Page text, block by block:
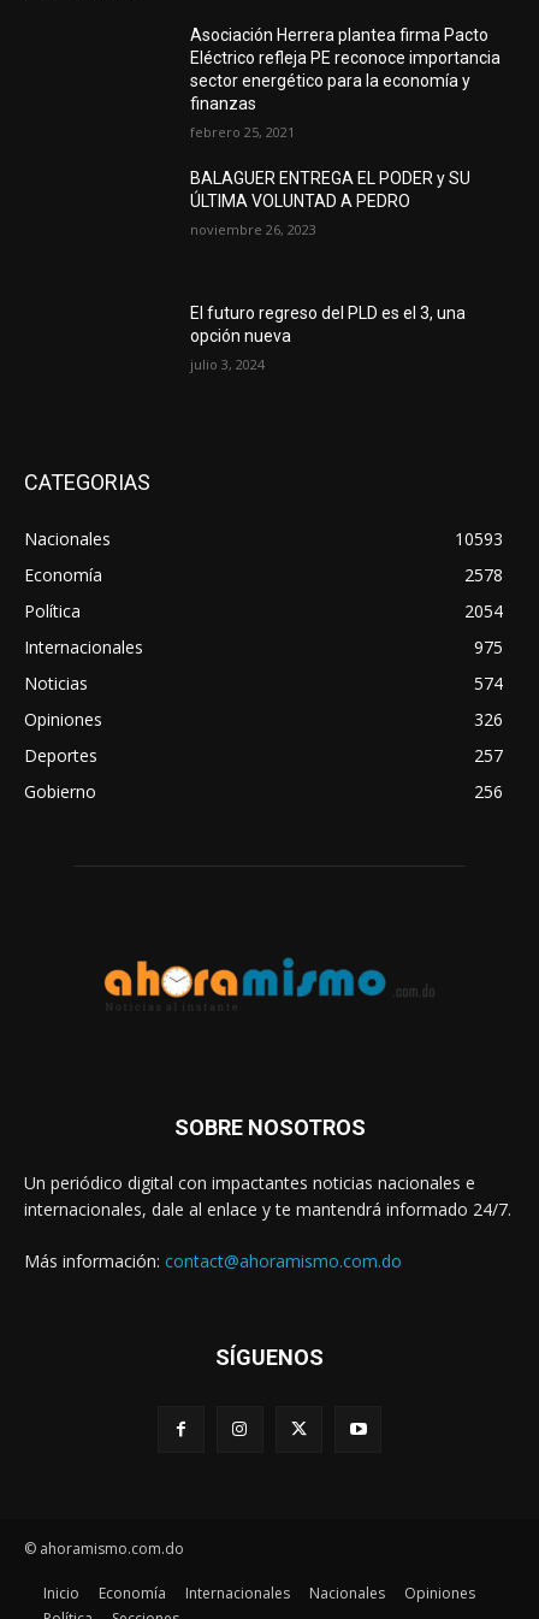
Asociación Herrera plantea firma Pacto
Eléctrico refleja PE reconoce importancia
sector energético para la economía y
finanzas
febrero 25, 2021
BALAGUER ENTREGA EL PODER y SU
ÚLTIMA VOLUNTAD A PEDRO
noviembre 26, 2023
El futuro regreso del PLD es el 3, una
opción nueva
julio 3, 2024
CATEGORIAS
Nacionales
10593
Economía
2578
Política
2054
Internacionales
975
Noticias
574
Opiniones
326
Deportes
257
Gobierno
256
SOBRE NOSOTROS
Un periódico digital con impactantes noticias nacionales e
internacionales, dale al enlace y te mantendrá informado 24/7.
Más información: contact@ahoramismo.com.do
SÍGUENOS
© ahoramismo.com.do
Inicio Economía Internacionales Nacionales
Opiniones